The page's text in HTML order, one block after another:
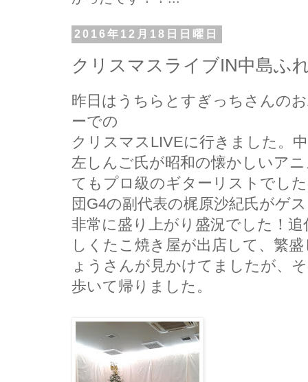
2016年12月18日日曜日
クリスマスライブIN中島ふ
昨日はうちらとすぎっちさんの
ーでの
クリスマスLIVEに行きました。
左しんご氏が昭和の懐かしいア
てもプロ級のギターリストでし
団G4の副代表の梶原沙紀氏がゲ
非常に盛り上がり盛況でした！
しくたこ焼き屋が出店して、繁
ょうさんが見かけてましたが、
歩いて帰りました。